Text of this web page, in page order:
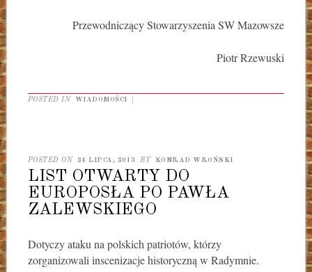
Przewodniczący Stowarzyszenia SW Mazowsze
Piotr Rzewuski
POSTED IN WIADOMOŚCI
POSTED ON 24 LIPCA, 2013 BY KONRAD WROŃSKI
LIST OTWARTY DO
EUROPOSŁA PO PAWŁA
ZALEWSKIEGO
Dotyczy ataku na polskich patriotów, którzy
zorganizowali inscenizacje historyczną w Radymnie.